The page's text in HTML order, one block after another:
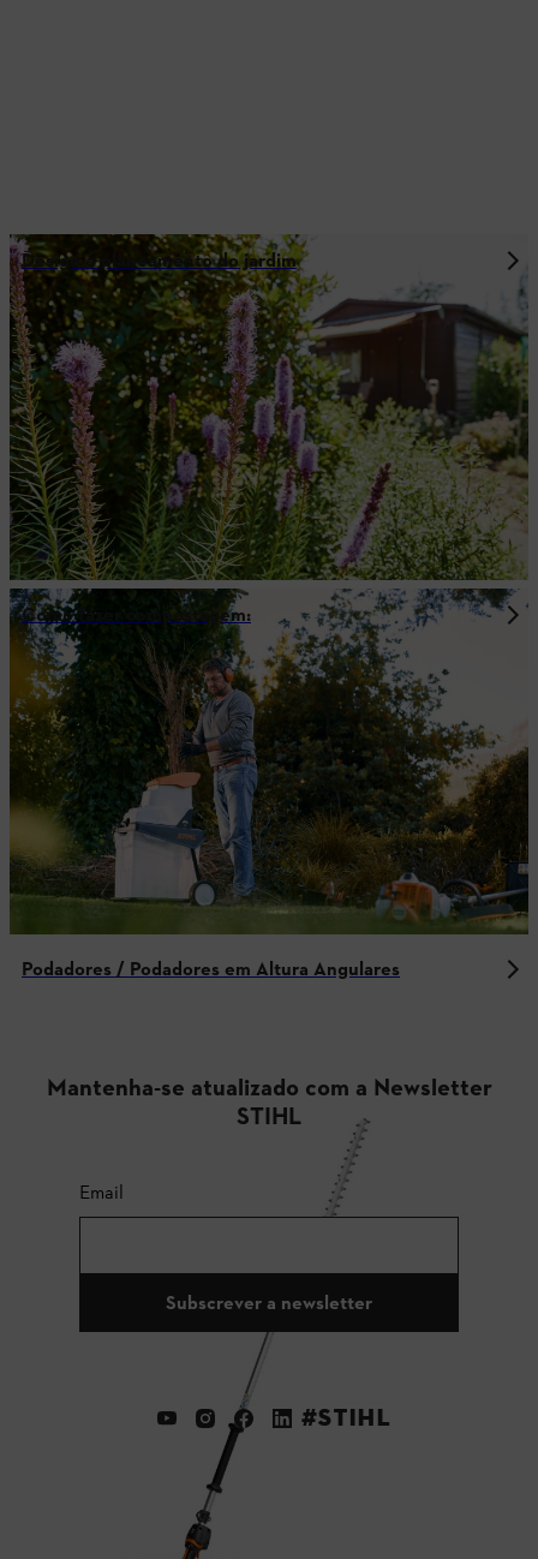
Design e planeamento do jardim
Como fazer compostagem:
Podadores / Podadores em Altura Angulares
Mantenha-se atualizado com a Newsletter
STIHL
Email
Subscrever a newsletter
#STIHL